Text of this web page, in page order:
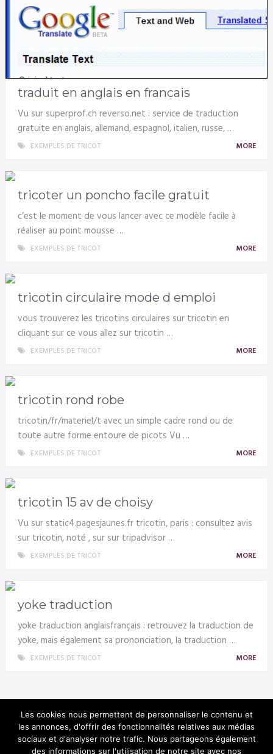
traduit en anglais en francais
Vu sur superprof.ch reverso.net : service de traduction
gratuite en anglais, allemand, espagnol, italien, russe, …
EXEMPLES DE TRICOT MORE
tricoter un poncho facile gratuit
c’est le moment de vous lancer avec ce modèle facile à
réaliser au point mousse …
EXEMPLES DE TRICOT MORE
tricotin circulaire mode d emploi
vous trouverez les tricotins circulaires sur tricotin en
cliquant sur ce vous allez sur tricotin …
EXEMPLES DE TRICOT MORE
tricotin rond robe
tricotin/fr/materiel/t avec un simple cadre rond ou de
toute autre forme entoure de picots Vu …
EXEMPLES DE TRICOT MORE
tricotin 15 av de choisy
Vu sur static4.pagesjaunes.fr tricotin, paris : consultez avis
sur tricotin, noté , sur sur tripadvisor …
EXEMPLES DE TRICOT MORE
yoke traduction
yoke traduction anglaisfrançais : retrouvez la traduction de
yoke, mais également sa prononciation, la traduction …
EXEMPLES DE TRICOT MORE
Les cookies nous permettent de personnaliser le contenu et
les annonces, d'offrir des fonctionnalités relatives aux médias
sociaux et d'analyser notre trafic. Nous partageons également
des informations sur l'utilisation de notre site avec nos